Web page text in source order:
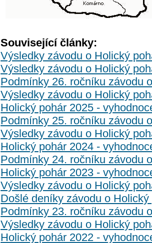
Související články:
Výsledky závodu o Holický
Výsledky závodu o Holický
Podmínky 26. ročníku závodu
Výsledky závodu o Holický
Holický pohár 2025 -
Podmínky 25. ročníku závodu
Výsledky závodu o Holický
Holický pohár 2024 -
Podmínky 24. ročníku závodu
Holický pohár 2023 -
Výsledky závodu o Holický
Došlé deníky závodu o Holický
Podmínky 23. ročníku závodu
Výsledky závodu o Holický
Holický pohár 2022 -